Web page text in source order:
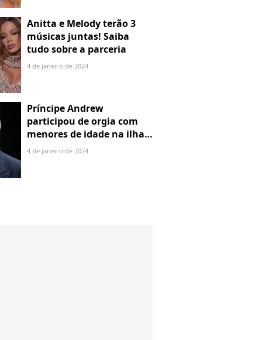
Anitta e Melody terão 3
músicas juntas! Saiba
tudo sobre a parceria
4 de janeiro de 2024
Príncipe Andrew
participou de orgia com
menores de idade na ilha
de Jeffrey Epstein, chefe de
4 de janeiro de 2024